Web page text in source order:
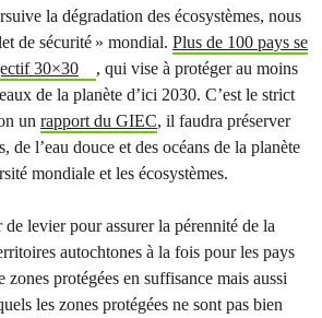
la dégradation des écosystèmes, nous
de sécurité » mondial. Plus de 100 pays se
30×30
, qui vise à protéger au moins
de la planète d’ici 2030. C’est le strict
un rapport du GIEC, il faudra préserver
de l’eau douce et des océans de la planète
mondiale et les écosystèmes.
levier pour assurer la pérennité de la
autochtones à la fois pour les pays
zones protégées en suffisance mais aussi
les zones protégées ne sont pas bien